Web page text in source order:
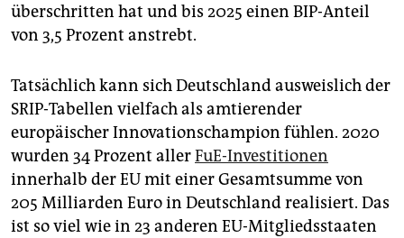
überschritten hat und bis 2025 einen BIP-Anteil
von 3,5 Prozent anstrebt.
Tatsächlich kann sich Deutschland ausweislich der
SRIP-Tabellen vielfach als amtierender
europäischer Innovationschampion fühlen. 2020
wurden 34 Prozent allerFuE-Investitionen
innerhalb der EU mit einer Gesamtsumme von
205 Milliarden Euro in Deutschland realisiert. Das
ist so viel wie in 23 anderen EU-Mitgliedsstaaten